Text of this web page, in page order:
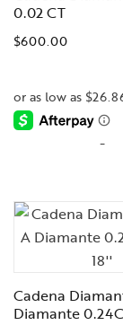
0.02 CT
$600.00
-
Cadena
Diamante